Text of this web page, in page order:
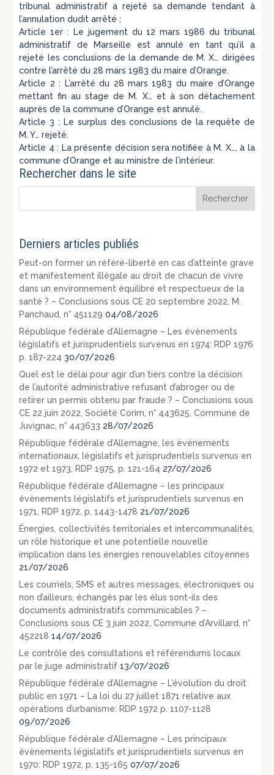
tribunal administratif a rejeté sa demande tendant à
l’annulation dudit arrêté ;
Article 1er : Le jugement du 12 mars 1986 du tribunal
administratif de Marseille est annulé en tant qu’il a
rejeté les conclusions de la demande de M. X… dirigées
contre l’arrêté du 28 mars 1983 du maire d’Orange.
Article 2 : L’arrêté du 28 mars 1983 du maire d’Orange
mettant fin au stage de M. X… et à son détachement
auprès de la commune d’Orange est annulé.
Article 3 : Le surplus des conclusions de la requête de
M. Y… rejeté.
Article 4 : La présente décision sera notifiée à M. X…, à la
commune d’Orange et au ministre de l’intérieur.
Rechercher dans le site
Derniers articles publiés
Peut-on former un référé-liberté en cas d’atteinte grave
et manifestement illégale au droit de chacun de vivre
dans un environnement équilibré et respectueux de la
santé ? – Conclusions sous CE 20 septembre 2022, M.
Panchaud, n° 451129 04/08/2026
République fédérale d’Allemagne – Les évènements
législatifs et jurisprudentiels survenus en 1974: RDP 1976
p. 187-224 30/07/2026
Quel est le délai pour agir d’un tiers contre la décision
de l’autorité administrative refusant d’abroger ou de
retirer un permis obtenu par fraude ? – Conclusions sous
CE 22 juin 2022, Société Corim, n° 443625, Commune de
Juvignac, n° 443633 28/07/2026
République fédérale d’Allemagne, les événements
internationaux, législatifs et jurisprudentiels survenus en
1972 et 1973, RDP 1975, p. 121-164 27/07/2026
République fédérale d’Allemagne – les principaux
évènements législatifs et jurisprudentiels survenus en
1971, RDP 1972, p. 1443-1478 21/07/2026
Énergies, collectivités territoriales et intercommunalités,
un rôle historique et une potentielle nouvelle
implication dans les énergies renouvelables citoyennes
21/07/2026
Les courriels, SMS et autres messages, électroniques ou
non d’ailleurs, échangés par les élus sont-ils des
documents administratifs communicables ? –
Conclusions sous CE 3 juin 2022, Commune d’Arvillard, n°
452218 14/07/2026
Le contrôle des consultations et référendums locaux
par le juge administratif 13/07/2026
République fédérale d’Allemagne – L’évolution du droit
public en 1971 – La loi du 27 juillet 1871 relative aux
opérations d’urbanisme: RDP 1972 p. 1107-1128
09/07/2026
République fédérale d’Allemagne – Les principaux
évènements législatifs et jurisprudentiels survenus en
1970: RDP 1972, p. 135-165 07/07/2026